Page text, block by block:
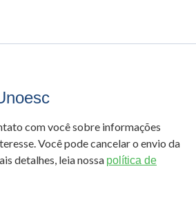
com você sobre informações
Você pode cancelar o envio da
detalhes, leia nossa política de